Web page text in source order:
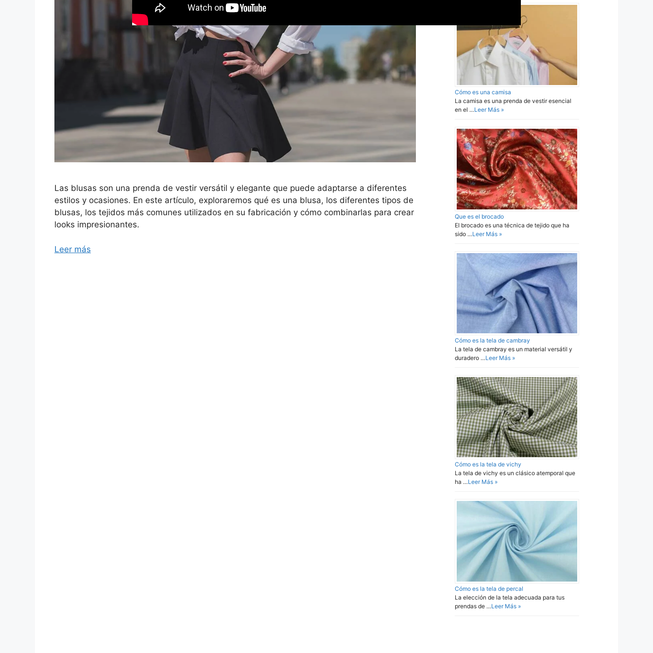
Las blusas son una prenda de vestir versátil y elegante que puede adaptarse a diferentes
estilos y ocasiones. En este artículo, exploraremos qué es una blusa, los diferentes tipos de
blusas, los tejidos más comunes utilizados en su fabricación y cómo combinarlas para crear
looks impresionantes.
Leer más
Cómo es una camisa
La camisa es una prenda de vestir esencial
en el …Leer Más »
Que es el brocado
El brocado es una técnica de tejido que ha
sido …Leer Más »
Cómo es la tela de cambray
La tela de cambray es un material versátil y
duradero …Leer Más »
Cómo es la tela de vichy
La tela de vichy es un clásico atemporal que
ha …Leer Más »
Cómo es la tela de percal
La elección de la tela adecuada para tus
prendas de …Leer Más »